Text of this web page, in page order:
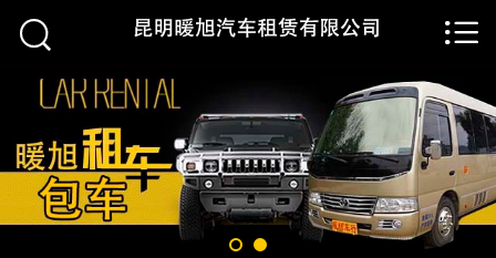
 首页
关于我们
行业动态
车辆展示

